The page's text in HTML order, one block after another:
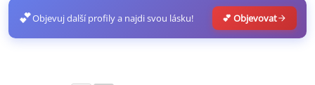
💕Objevuj další profily a najdi svou lásku! 💕 Objevovat